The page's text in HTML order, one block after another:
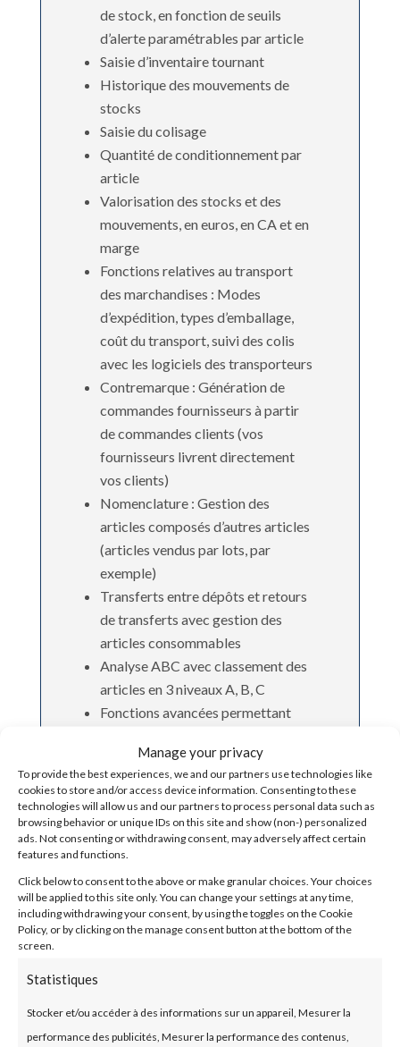
Manage your privacy
To provide the best experiences, we and our partners use technologies like
cookies to store and/or access device information. Consenting to these
technologies will allow us and our partners to process personal data such as
browsing behavior or unique IDs on this site and show (non-) personalized
ads. Not consenting or withdrawing consent, may adversely affect certain
features and functions.
Click below to consent to the above or make granular choices. Your choices
will be applied to this site only. You can change your settings at any time,
including withdrawing your consent, by using the toggles on the Cookie
Policy, or by clicking on the manage consent button at the bottom of the
screen.
Statistiques
Stocker et/ou accéder à des informations sur un appareil, Mesurer la
performance des publicités, Mesurer la performance des contenus,
de stock, en fonction de seuils
d’alerte paramétrables par article
Saisie d’inventaire tournant
Historique des mouvements de
stocks
Saisie du colisage
Quantité de conditionnement par
article
Valorisation des stocks et des
mouvements, en euros, en CA et en
marge
Fonctions relatives au transport
des marchandises : Modes
d’expédition, types d’emballage,
coût du transport, suivi des colis
avec les logiciels des transporteurs
Contremarque : Génération de
commandes fournisseurs à partir
de commandes clients (vos
fournisseurs livrent directement
vos clients)
Nomenclature : Gestion des
articles composés d’autres articles
(articles vendus par lots, par
exemple)
Transferts entre dépôts et retours
de transferts avec gestion des
articles consommables
Analyse ABC avec classement des
articles en 3 niveaux A, B, C
Fonctions avancées permettant
Consommations moyennes
mensuelles, taux de rotation des
stocks, stocks moyens, formule de
Wilson
Articles consommables, de
prestation, inactifs…
Demandes d’achat avec reprise en
commande fournisseur
seuil de sécurité…
Amélioration de la traçabilité